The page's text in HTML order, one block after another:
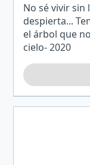
No sé vivir sin
despierta...
el árbol que
cielo- 2020